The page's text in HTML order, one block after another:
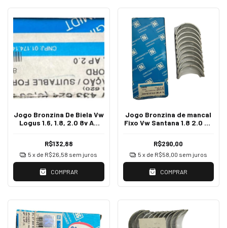
Jogo Bronzina De Biela Vw
Logus 1.6, 1.8, 2.0 8v Ap
R$132,88
5 x de R$26,58 sem juros
COMPRAR
Jogo Bronzina de mancal
Fixo Vw Santana 1.8 2.0 8v
HL87581610
R$290,00
5 x de R$58,00 sem juros
COMPRAR